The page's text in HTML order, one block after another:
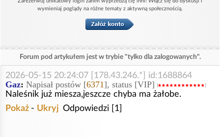
wymieniaj poglądy na różne tematy z aktywną społecznością.
Forum pod artykułem jest w trybie "tylko dla zalogowanych".
2026-05-15 20:24:07 [178.43.246.*] id:1688864
Gaz: Napisał postów [6371], status [VIP]
Naleśnik już miesza,jeszcze chyba ma żałobe.
Pokaż - Ukryj Odpowiedzi [1]